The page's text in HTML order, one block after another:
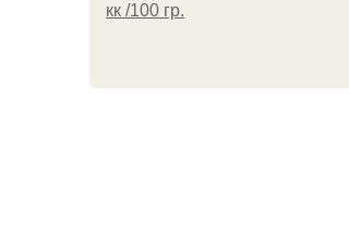
кк /100 гр.